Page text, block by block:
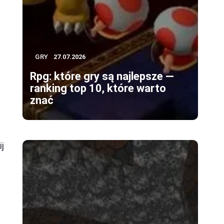
GRY 27.07.2026
Rpg: które gry są najlepsze —
ranking top 10, które warto
znać